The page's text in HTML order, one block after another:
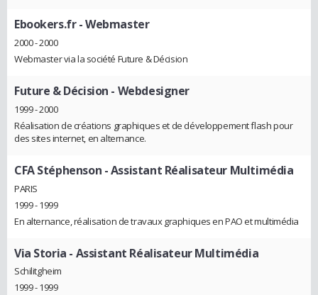
Ebookers.fr- Webmaster
2000 - 2000
Webmaster via la société Future & Décision
Future & Décision - Webdesigner
1999 - 2000
Réalisation de créations graphiques et de développement flash pour
des sites internet, en alternance.
CFA Stéphenson - Assistant Réalisateur Multimédia
PARIS
1999 - 1999
En alternance, réalisation de travaux graphiques en PAO et multimédia
Via Storia - Assistant Réalisateur Multimédia
Schilitgheim
1999 - 1999